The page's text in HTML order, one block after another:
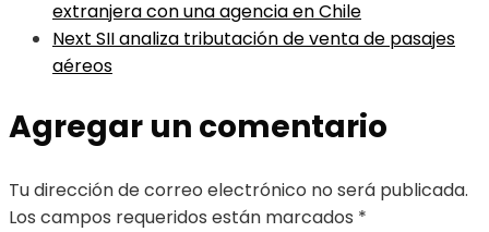
extranjera con una agencia en Chile
Next SII analiza tributación de venta de pasajes
aéreos
Agregar un comentario
Tu dirección de correo electrónico no será publicada.
Los campos requeridos están marcados *